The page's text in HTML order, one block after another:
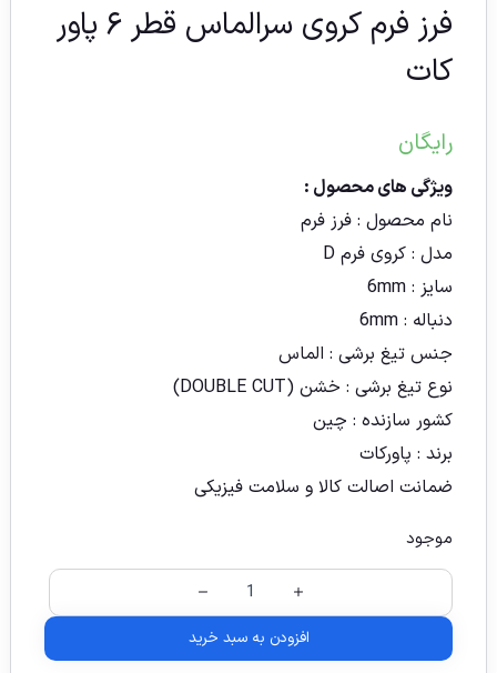
فرز فرم کروی سرالماس قطر ۶ پاور
کات
رایگان
ویژگی های محصول :
نام محصول : فرز فرم
مدل : کروی فرم D
سایز : 6mm
دنباله : 6mm
جنس تیغ برشی : الماس
نوع تیغ برشی : خشن (DOUBLE CUT)
کشور سازنده : چین
برند : پاورکات
ضمانت اصالت کالا و سلامت فیزیکی
موجود
افزودن به سبد خرید